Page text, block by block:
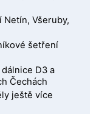
Všeruby,
šetření
D3 a
Čechách
ještě více